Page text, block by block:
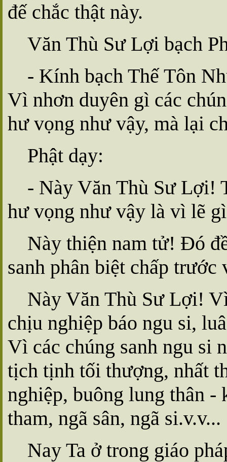
đế chắc thật này.
Văn Thù Sư Lợi bạch
- Kính bạch Thế Tôn
Vì nhơn duyên gì các
hư vọng như vậy, mà lại
Phật dạy:
- Này Văn Thù Sư Lợi!
hư vọng như vậy là vì lẽ
Này thiện nam tử! Ðó
sanh phân biệt chấp trước
Này Văn Thù Sư Lợi!
chịu nghiệp báo ngu si,
Vì các chúng sanh ngu si
tịch tịnh tối thượng, nhất
nghiệp, buông lung thân -
tham, ngã sân, ngã si.v.v...
Nay Ta ở trong giáo